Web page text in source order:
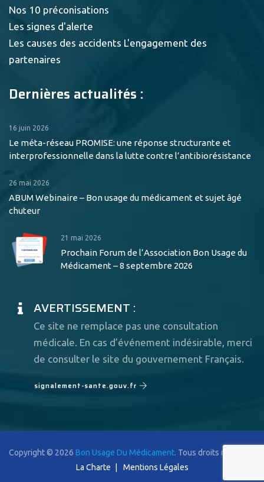
Nos 10 préconisations
Les signes d'alerte
Les causes des accidents L'engagement des
partenaires
Dernières actualités :
16 juin 2026
Le méta-réseau PROMISE: une réponse structurante et
interprofessionnelle dans la lutte contre l’antibiorésistance
26 mai 2026
ABUM Webinaire – Bon usage du médicament et sujet âgé
chuteur
21 mai 2026
Prochain Forum de l’Association Bon Usage du
Médicament – 8 septembre 2026
AVERTISSEMENT :
Ce site ne remplace pas une consultation
médicale. En cas d’événement indésirable, merci
de consulter le site du gouvernement Français.
signalement-sante.gouv.fr
Copyright © 2026 Bon Usage Du Médicament. Tous droits réservés.
La Charte
Mentions Légales